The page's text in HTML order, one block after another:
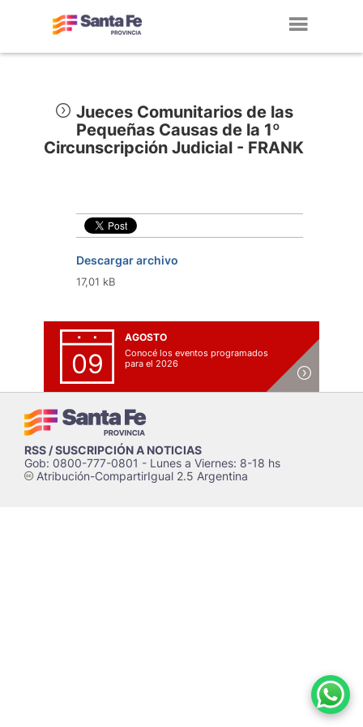
Jueces Comunitarios de las
Pequeñas Causas de la 1º
Circunscripción Judicial - FRANK
Descargar archivo
17,01 kB
09
AGOSTO
Conocé los eventos programados
para el 2026
RSS / SUSCRIPCIÓN A NOTICIAS
Gob: 0800-777-0801 - Lunes a Viernes: 8-18 hs
cAtribución-CompartirIgual 2.5 Argentina